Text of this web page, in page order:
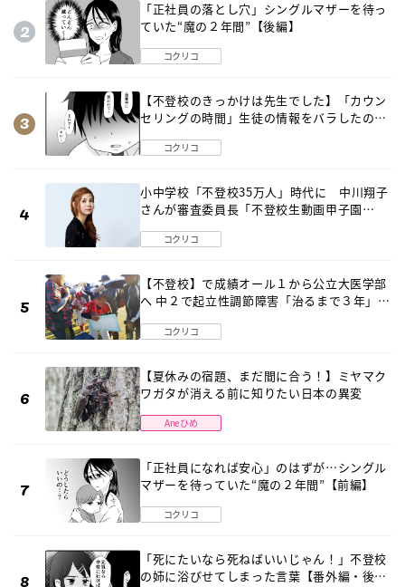
「正社員の落とし穴」シングルマザーを待っ
ていた“魔の２年間”【後編】
コクリコ
【不登校のきっかけは先生でした】「カウン
セリングの時間」生徒の情報をバラしたの
コクリコ
小中学校「不登校35万人」時代に 中川翔子
さんが審査委員長「不登校生動画甲子園
コクリコ
【不登校】で成績オール１から公立大医学部
へ 中２で起立性調節障害「治るまで３年」の
コクリコ
【夏休みの宿題、まだ間に合う！】ミヤマク
ワガタが消える前に知りたい日本の異変
Aneひめ
「正社員になれば安心」のはずが…シングル
マザーを待っていた“魔の２年間”【前編】
コクリコ
「死にたいなら死ねばいいじゃん！」不登校
の姉に浴びせてしまった言葉【番外編・後